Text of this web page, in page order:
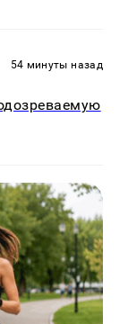
54 минуты назад